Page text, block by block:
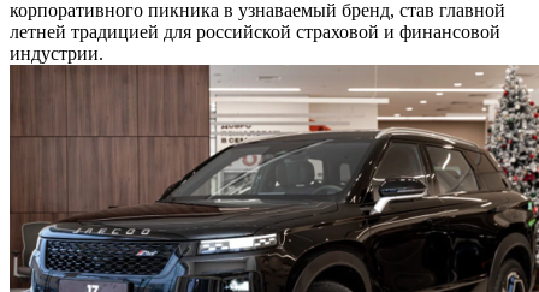
корпоративного пикника в узнаваемый бренд, став главной
летней традицией для российской страховой и финансовой
индустрии.